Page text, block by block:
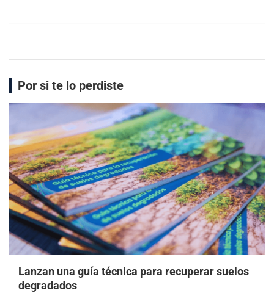
Por si te lo perdiste
Lanzan una guía técnica para recuperar suelos
degradados